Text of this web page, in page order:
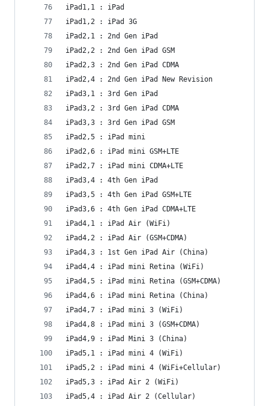
iPad1,1 : iPad
iPad1,2 : iPad 3G
iPad2,1 : 2nd Gen iPad
iPad2,2 : 2nd Gen iPad GSM
iPad2,3 : 2nd Gen iPad CDMA
iPad2,4 : 2nd Gen iPad New Revision
iPad3,1 : 3rd Gen iPad
iPad3,2 : 3rd Gen iPad CDMA
iPad3,3 : 3rd Gen iPad GSM
iPad2,5 : iPad mini
iPad2,6 : iPad mini GSM+LTE
iPad2,7 : iPad mini CDMA+LTE
iPad3,4 : 4th Gen iPad
iPad3,5 : 4th Gen iPad GSM+LTE
iPad3,6 : 4th Gen iPad CDMA+LTE
iPad4,1 : iPad Air (WiFi)
iPad4,2 : iPad Air (GSM+CDMA)
iPad4,3 : 1st Gen iPad Air (China)
iPad4,4 : iPad mini Retina (WiFi)
iPad4,5 : iPad mini Retina (GSM+CDMA)
iPad4,6 : iPad mini Retina (China)
iPad4,7 : iPad mini 3 (WiFi)
iPad4,8 : iPad mini 3 (GSM+CDMA)
iPad4,9 : iPad Mini 3 (China)
iPad5,1 : iPad mini 4 (WiFi)
iPad5,2 : iPad mini 4 (WiFi+Cellular)
iPad5,3 : iPad Air 2 (WiFi)
iPad5,4 : iPad Air 2 (Cellular)